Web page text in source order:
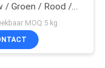
/ Groen / Rood /
MOQ:5 kg